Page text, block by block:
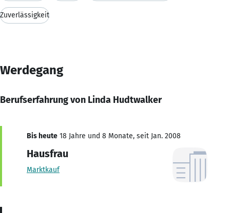
Zuverlässigkeit
Werdegang
Berufserfahrung von Linda Hudtwalker
Bis heute 18 Jahre und 8 Monate, seit Jan. 2008
Hausfrau
Marktkauf